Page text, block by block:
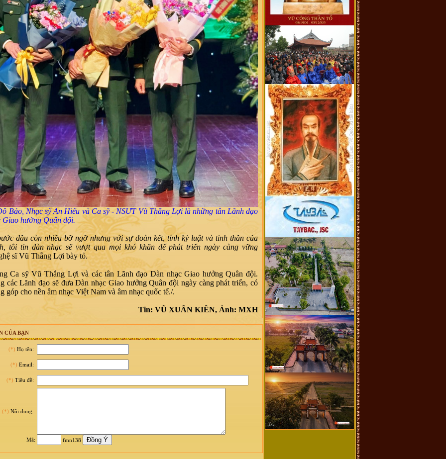
Bảo, Nhạc sỹ An Hiếu và Ca sỹ - NSƯT Vũ Thắng Lợi là những tân Lãnh đạo
Giao hưởng Quân đội.
đầu còn nhiều bỡ ngỡ nhưng với sự đoàn kết, tính kỷ luật và tinh thần của
tôi tin dàn nhạc sẽ vượt qua mọi khó khăn để phát triển ngày càng vững
sĩ Vũ Thắng Lợi bày tỏ.
Ca sỹ Vũ Thắng Lợi và các tân Lãnh đạo Dàn nhạc Giao hưởng Quân đội.
các Lãnh đạo sẽ đưa Dàn nhạc Giao hưởng Quân đội ngày càng phát triển, có
góp cho nền âm nhạc Việt Nam và âm nhạc quốc tế./.
Tin: VŨ XUÂN KIÊN, Ảnh: MXH
CỦA BẠN
(*) Họ tên:
(*) Email:
(*) Tiêu đề:
(*) Nội dung:
Mã: fmn138